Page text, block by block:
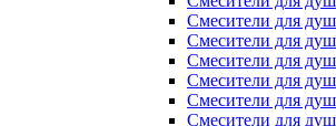
Смесители для
Смесители для
Смесители для
Смесители для
Смесители для
Смесители для